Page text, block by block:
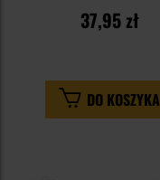
37,95 zł
DO KOSZYKA